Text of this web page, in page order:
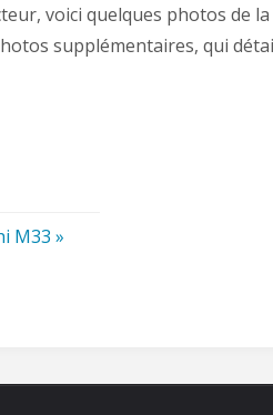
voici quelques photos de
supplémentaires, qui
M33 »